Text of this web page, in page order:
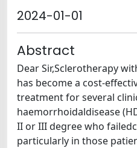
2024-01-01
Abstract
Dear Sir,Sclerotherapy
has become a cost-
treatment for several
haemorrhoidaldisease
II or III degree who
particularly in those